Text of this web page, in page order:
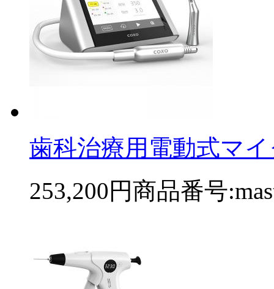
歯科治療用電動式マ
253,200円商品番号